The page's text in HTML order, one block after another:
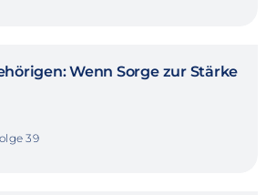
Wenn Sorge zur Stärke
39